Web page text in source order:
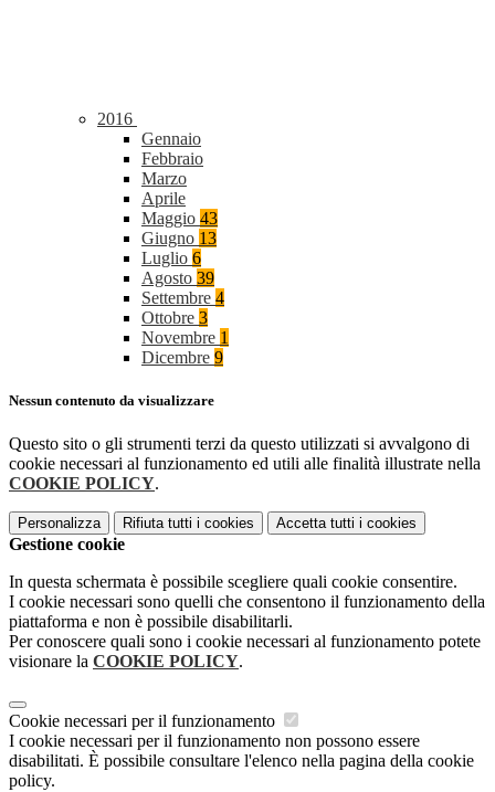
2016
Gennaio
Febbraio
Marzo
Aprile
Maggio 43
Giugno 13
Luglio 6
Agosto 39
Settembre 4
Ottobre 3
Novembre 1
Dicembre 9
Nessun contenuto da visualizzare
Questo sito o gli strumenti terzi da questo utilizzati si avvalgono di
cookie necessari al funzionamento ed utili alle finalità illustrate nella
COOKIE POLICY.
Personalizza Rifiuta tutti i cookies Accetta tutti i cookies
Gestione cookie
In questa schermata è possibile scegliere quali cookie consentire.
I cookie necessari sono quelli che consentono il funzionamento della
piattaforma e non è possibile disabilitarli.
Per conoscere quali sono i cookie necessari al funzionamento potete
visionare la COOKIE POLICY.
Cookie necessari per il funzionamento
I cookie necessari per il funzionamento non possono essere
disabilitati. È possibile consultare l'elenco nella pagina della cookie
policy.